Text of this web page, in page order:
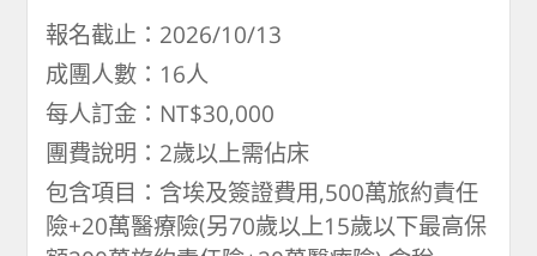
報名截止：2026/10/13
成團人數：16人
每人訂金：NT$30,000
團費說明：2歲以上需佔床
包含項目：含埃及簽證費用,500萬旅約責任
險+20萬醫療險(另70歲以上15歲以下最高保